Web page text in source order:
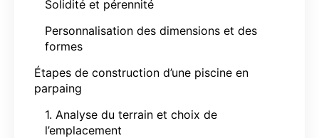
Solidité et pérennité
Personnalisation des dimensions et des
formes
Étapes de construction d’une piscine en
parpaing
1. Analyse du terrain et choix de
l’emplacement